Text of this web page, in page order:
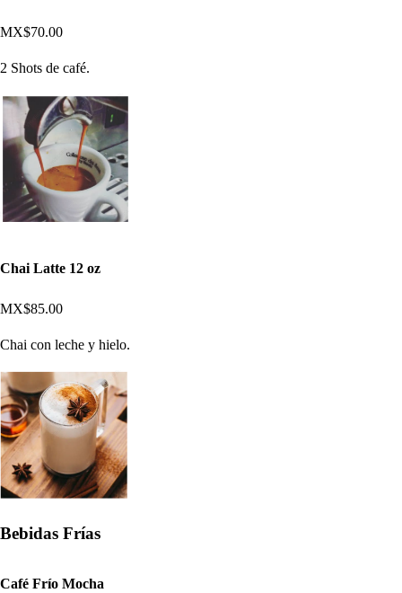
MX$70.00
2 Shots de café.
Chai Latte 12 oz
MX$85.00
Chai con leche y hielo.
Bebidas Frías
Café Frío Mocha